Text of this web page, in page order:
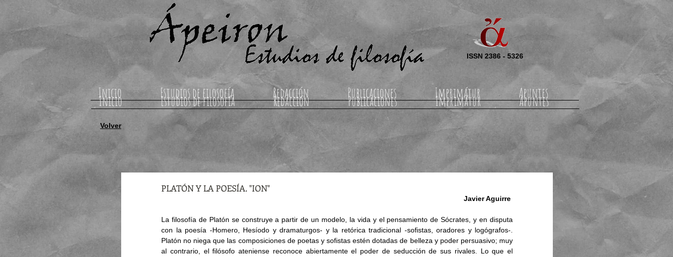
ISSN 2386 - 5326
Inicio Estudios de filosofía Redacción Publicaciones Imprimátur Apuntes
Inicio Estudios de filosofía Redacción Publicaciones Imprimátur Apuntes
Volver
PLATÓN Y LA POESÍA. "ION"
Javier Aguirre
La filosofía de Platón se construye a partir de un modelo, la vida y el pensamiento de Sócrates, y en disputa
con la poesía -Homero, Hesíodo y dramaturgos- y la retórica tradicional -sofistas, oradores y logógrafos-.
Platón no niega que las composiciones de poetas y sofistas estén dotadas de belleza y poder persuasivo; muy
al contrario, el filósofo ateniense reconoce abiertamente el poder de seducción de sus rivales. Lo que el